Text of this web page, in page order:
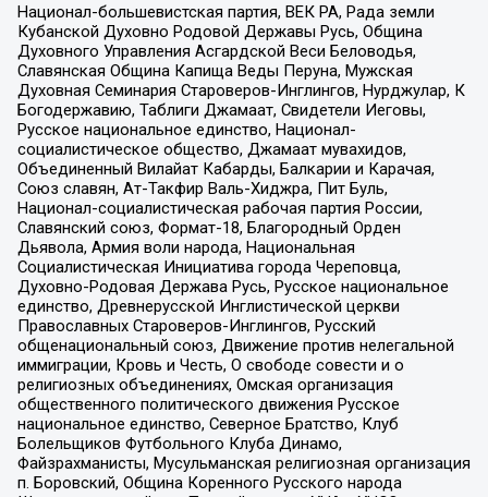
Национал-большевистская партия, ВЕК РА, Рада земли
Кубанской Духовно Родовой Державы Русь, Община
Духовного Управления Асгардской Веси Беловодья,
Славянская Община Капища Веды Перуна, Мужская
Духовная Семинария Староверов-Инглингов, Нурджулар, К
Богодержавию, Таблиги Джамаат, Свидетели Иеговы,
Русское национальное единство, Национал-
социалистическое общество, Джамаат мувахидов,
Объединенный Вилайат Кабарды, Балкарии и Карачая,
Союз славян, Ат-Такфир Валь-Хиджра, Пит Буль,
Национал-социалистическая рабочая партия России,
Славянский союз, Формат-18, Благородный Орден
Дьявола, Армия воли народа, Национальная
Социалистическая Инициатива города Череповца,
Духовно-Родовая Держава Русь, Русское национальное
единство, Древнерусской Инглистической церкви
Православных Староверов-Инглингов, Русский
общенациональный союз, Движение против нелегальной
иммиграции, Кровь и Честь, О свободе совести и о
религиозных объединениях, Омская организация
общественного политического движения Русское
национальное единство, Северное Братство, Клуб
Болельщиков Футбольного Клуба Динамо,
Файзрахманисты, Мусульманская религиозная организация
п. Боровский, Община Коренного Русского народа